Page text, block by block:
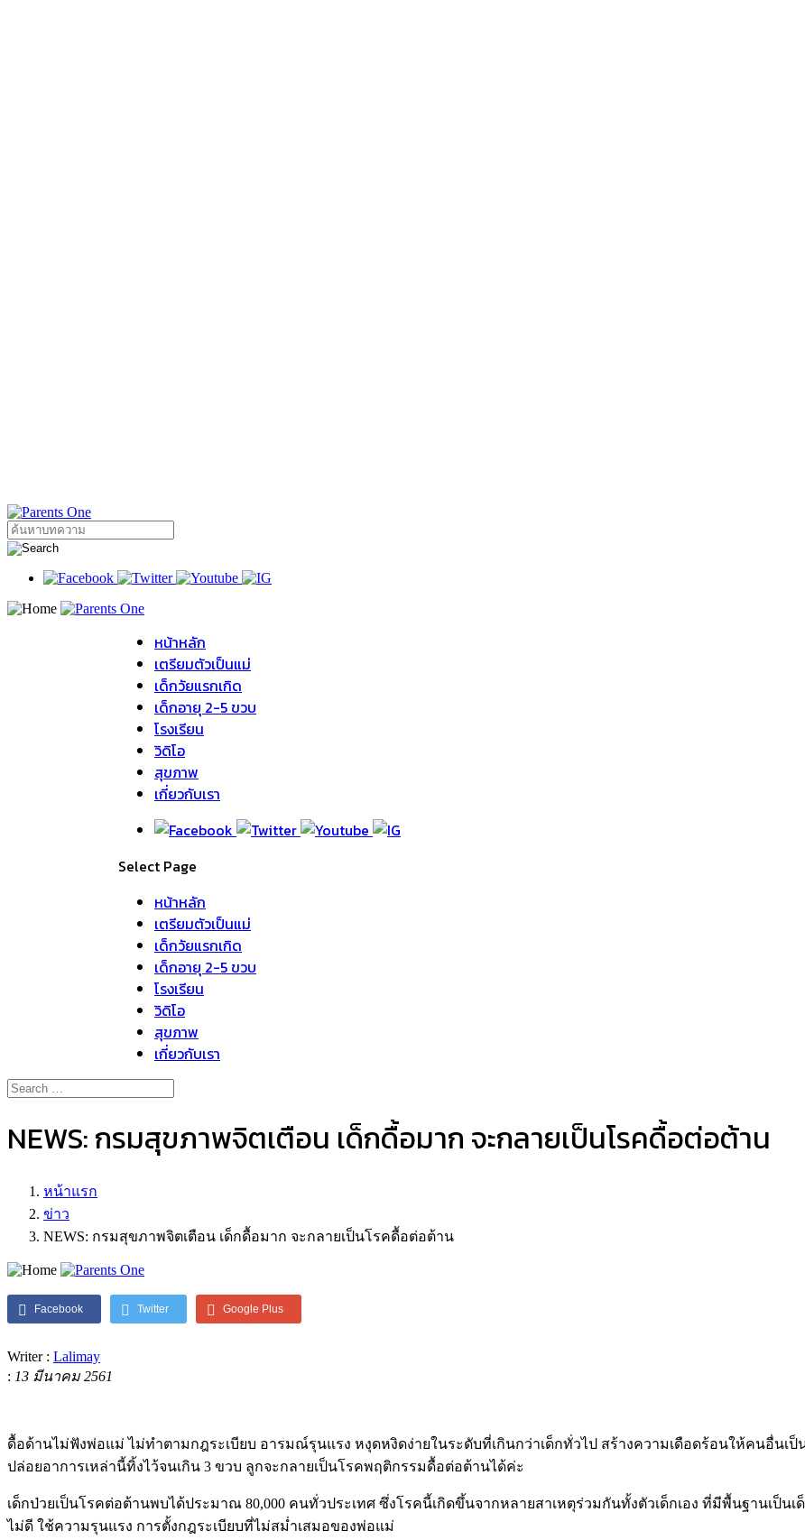
หน้าหลัก
เตรียมตัวเป็นแม่
เด็กวัยแรกเกิด
เด็กอายุ 2-5 ขวบ
โรงเรียน
วิดิโอ
สุขภาพ
เกี่ยวกับเรา
Select Page
หน้าหลัก
เตรียมตัวเป็นแม่
เด็กวัยแรกเกิด
เด็กอายุ 2-5 ขวบ
โรงเรียน
วิดิโอ
สุขภาพ
เกี่ยวกับเรา
NEWS: กรมสุขภาพจิตเตือน เด็กดื้อมาก จะกลายเป็นโรคดื้อต่อต้าน
หน้าแรก
ข่าว
NEWS: กรมสุขภาพจิตเตือน เด็กดื้อมาก จะกลายเป็นโรคดื้อต่อต้าน
Facebook Twitter Google Plus
Writer : Lalimay
: 13 มีนาคม 2561
ดื้อด้านไม่ฟังพ่อแม่ ไม่ทำตามกฎระเบียบ อารมณ์รุนแรง หงุดหงิดง่ายในระดับที่เกินกว่าเด็กทั่วไป สร้างความเดือดร้อนให้คนอื่นเ
ปล่อยอาการเหล่านี้ทิ้งไว้จนเกิน 3 ขวบ ลูกจะกลายเป็นโรคพฤติกรรมดื้อต่อต้านได้ค่ะ
เด็กป่วยเป็นโรคต่อต้านพบได้ประมาณ 80,000 คนทั่วประเทศ ซึ่งโรคนี้เกิดขึ้นจากหลายสาเหตุร่วมกันทั้งตัวเด็กเอง ที่มีพื้นฐานเ
ไม่ดี ใช้ความรุนแรง การตั้งกฎระเบียบที่ไม่สม่ำเสมอของพ่อแม่